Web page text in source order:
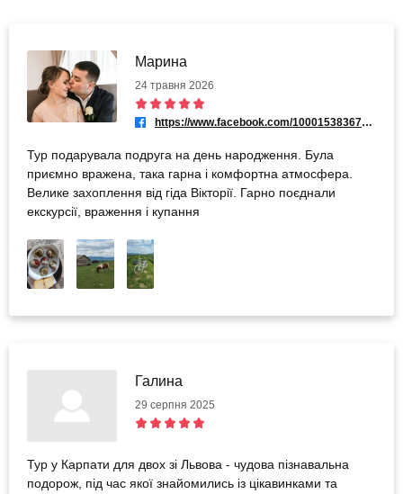
Марина
24 травня 2026
https://www.facebook.com/100015383679419
Тур подарувала подруга на день народження. Була
приємно вражена, така гарна і комфортна атмосфера.
Велике захоплення від гіда Вікторії. Гарно поєднали
екскурсії, враження і купання
Галина
29 серпня 2025
Тур у Карпати для двох зі Львова - чудова пізнавальна
подорож, під час якої знайомились із цікавинками та